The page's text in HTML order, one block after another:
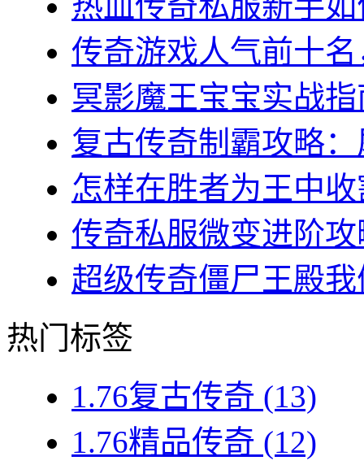
传奇游戏人气前十
冥影魔王宝宝实战
复古传奇制霸攻略
怎样在胜者为王中
传奇私服微变进阶
超级传奇僵尸王殿
热门标签
1.76复古传奇 (13)
1.76精品传奇 (12)